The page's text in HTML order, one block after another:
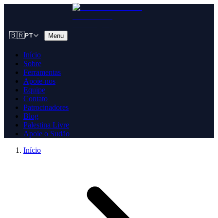
🇧🇷PT Menu
Início
Sobre
Ferramentas
Apoie-nos
Equipe
Contato
Patrocinadores
Blog
Palestina Livre
Apoie o Sudão
Início